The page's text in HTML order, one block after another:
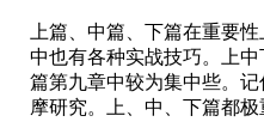
上篇、中篇、下篇在重要
中也有各种实战技巧。上
篇第九章中较为集中些。
摩研究。上、中、下篇都极